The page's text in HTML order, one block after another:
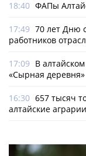
18:40 ФАПы
17:49 70 лет Дню
работников
17:09 В
«Сырная деревня»
16:30 657 тысяч
алтайские аграрии